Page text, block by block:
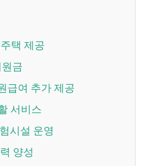
주택 제공
원금
급여 추가 제공
서비스
험시설 운영
력 양성